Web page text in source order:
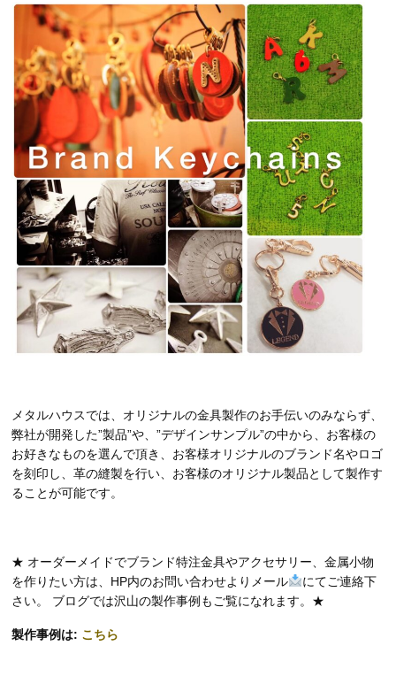
メタルハウスでは、オリジナルの金具製作のお手伝いのみならず、
弊社が開発した”製品”や、”デザインサンプル”の中から、お客様の
お好きなものを選んで頂き、お客様オリジナルのブランド名やロゴ
を刻印し、革の縫製を行い、お客様のオリジナル製品として製作す
ることが可能です。
★ オーダーメイドでブランド特注金具やアクセサリー、金属小物
を作りたい方は、HP内のお問い合わせよりメール
にてご連絡下
さい。 ブログでは沢山の製作事例もご覧になれます。★
製作事例は: こちら